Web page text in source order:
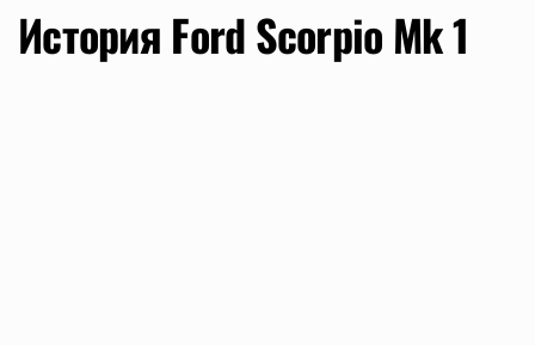
История Ford Scorpio Mk 1